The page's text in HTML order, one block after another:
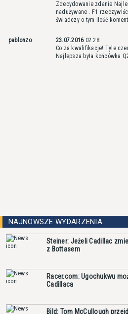
Zdecydowanie zdanie
nadużywane . F1
świadczy o tym ilość
pablonzo 23.07.2016 02:28
Co za kwalifikacje! Tyle
Najlepsza była końcówka
NAJNOWSZE WYDARZENIA
Steiner: Jeżeli Cadillac
z Bottasem
Racer.com: Ugochukwu
Cadillaca
Bild: Tom McCullough